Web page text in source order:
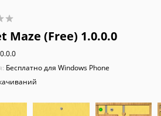
Maze (Free) 1.0.0.0
Бесплатно для Windows Phone